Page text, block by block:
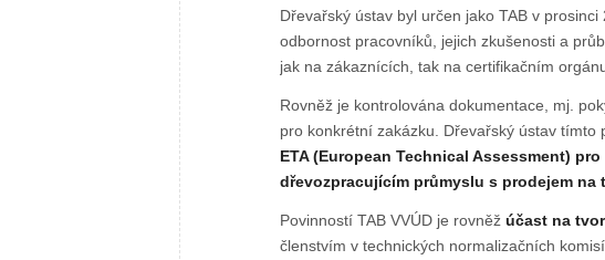
Dřevařský ústav byl určen jako TAB v
odbornost pracovníků, jejich zkušenosti a
jak na zákaznících, tak na certifikačním
Rovněž je kontrolována dokumentace, mj.
pro konkrétní zakázku. Dřevařský ústav tímto
ETA (European Technical Assessment)
dřevozpracujícím průmyslu s prodejem na
Povinností TAB VVÚD je rovněž účast na
členstvím v technických normalizačních